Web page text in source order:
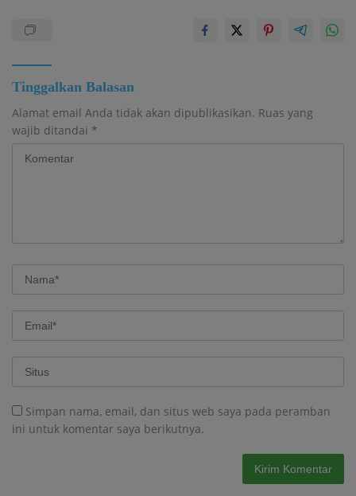
Tinggalkan Balasan
Alamat email Anda tidak akan dipublikasikan. Ruas yang
wajib ditandai *
Simpan nama, email, dan situs web saya pada peramban
ini untuk komentar saya berikutnya.